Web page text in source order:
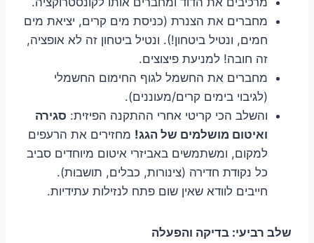
מחברים את הצנרת (כניסת מים קרים, יציאת מים
חמים, ונטיל ביטחון!). ונטיל ביטחון זה לא אופציה,
זה חובה! למניעת פיצוצים.
מחברים את החשמל לגוף החימום החשמלי
(לגיבוי בימים קרים/מעוננים).
והשלב הכי קריטי אחרי ההתקנה הפיזית: סגירה
ואיטום מושלמים של הגג! מחזירים את הרעפים
למקום, ומשתמשים באביזרי איטום מיוחדים סביב
כל נקודת חדירה (צינורות, כבלים, תושבות).
חייבים לוודא שאין שום פתח לנזילות עתידיות.
שלב רביעי: בדיקה והפעלה